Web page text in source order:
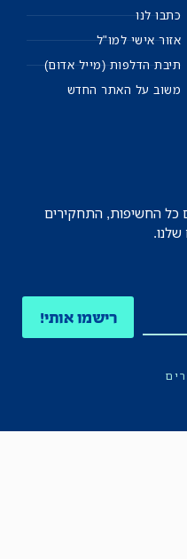
כתבו לנו
אזור אישי למו"ל
תיבת הדלפות (מייל אדום)
משוב על האתר החדש
כל החשיפות, התחקירים
שלנו.
רישמו אותי!